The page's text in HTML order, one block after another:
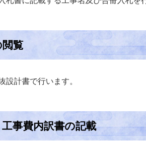
閲覧
計書で行います。
工事費内訳書の記載